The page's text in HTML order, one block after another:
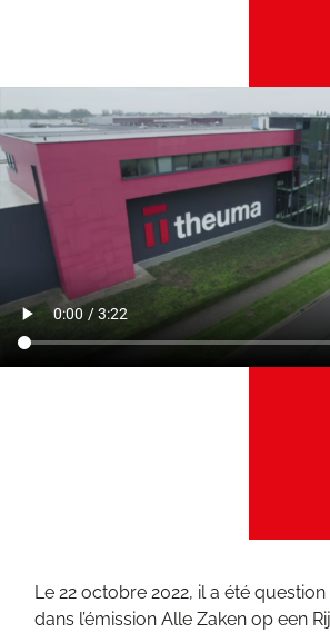
Le 22 octobre 2022, il a été
dans l’émission Alle Zaken op een